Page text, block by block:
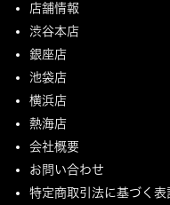
店舗情報
渋谷本店
銀座店
池袋店
横浜店
熱海店
会社概要
お問い合わせ
特定商取引法に基づく表